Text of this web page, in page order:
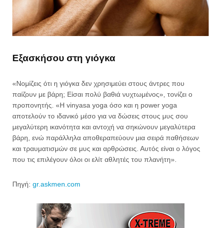
Εξασκήσου στη γιόγκα
«Νομίζεις ότι η γιόγκα δεν χρησιμεύει στους άντρες που
παίζουν με βάρη; Είσαι πολύ βαθιά νυχτωμένος», τονίζει ο
προπονητής. «H vinyasa yoga όσο και η power yoga
αποτελούν το ιδανικό μέσο για να δώσεις στους μυς σου
μεγαλύτερη ικανότητα και αντοχή να σηκώνουν μεγαλύτερα
βάρη, ενώ παράλληλα αποθεραπεύουν μια σειρά παθήσεων
και τραυματισμών σε μυς και αρθρώσεις. Αυτός είναι ο λόγος
που τις επιλέγουν όλοι οι ελίτ αθλητές του πλανήτη».
Πηγή: gr.askmen.com